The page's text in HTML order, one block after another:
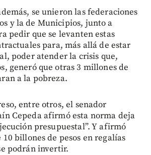
se unieron las federaciones
y la de Municipios, junto a
pedir que se levanten estas
para, más allá de estar
poder atender la crisis que,
generó que otras 3 millones de
a la pobreza.
entre otros, el senador
Cepeda afirmó esta norma deja
presupuestal”. Y afirmó
10 billones de pesos en regalías
podrán invertir.